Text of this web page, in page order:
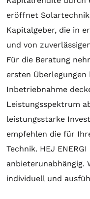
eröffnet Solartechnik
Kapitalgeber, die in
und von
Für die Beratung
ersten
Inbetriebnahme
Leistungsspektrum
leistungsstarke
empfehlen die für
Technik. HEJ
anbieterunabhängig.
individuell und